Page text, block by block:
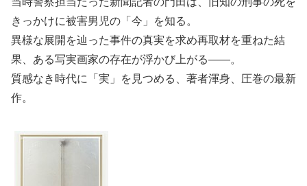
きっかけに被害男児の「今」を知る。
異様な展開を辿った事件の真実を求め再取材を重ねた結
果、ある写実画家の存在が浮かび上がる――。
質感なき時代に「実」を見つめる、著者渾身、圧巻の最新
作。